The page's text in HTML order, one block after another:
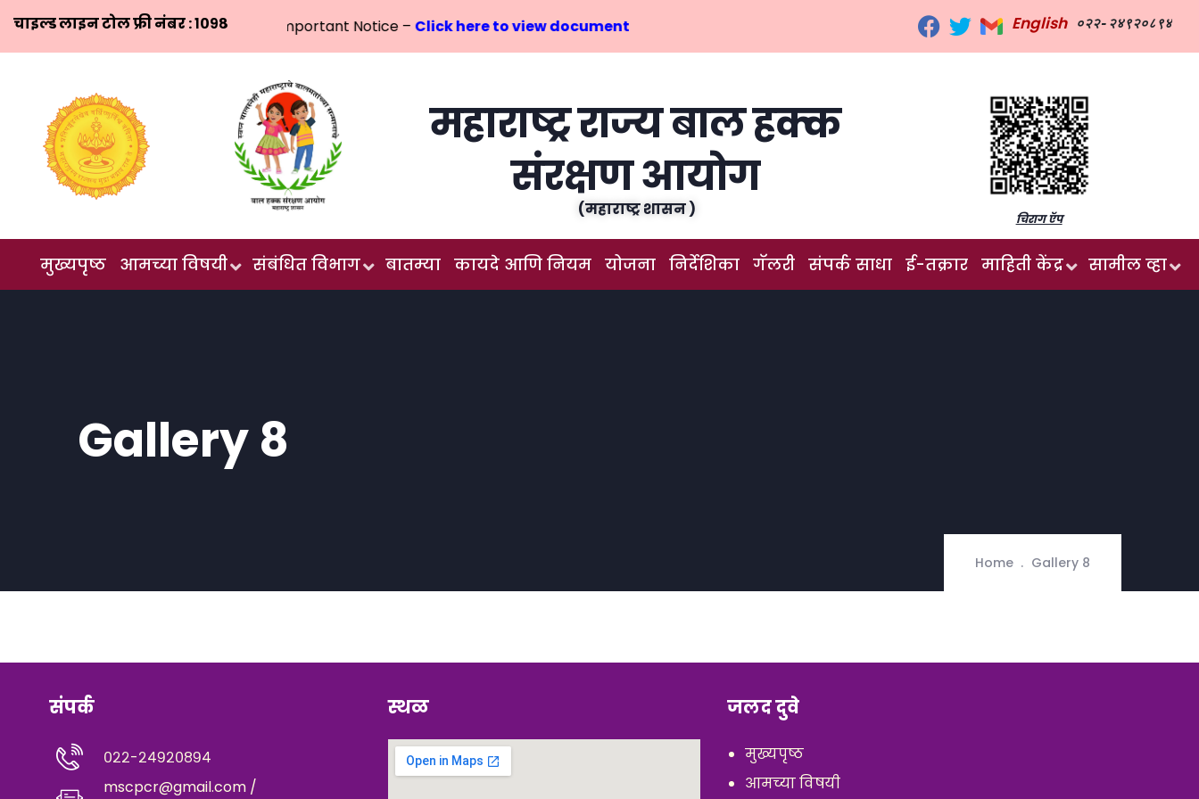
चाइल्ड लाइन टोल फ्री नंबर : १०९८ Important Notice –Click here to view document ०२२-२४९२०८९४
English
महाराष्ट्र राज्य बाल हक्क
संरक्षण आयोग
(महाराष्ट्र शासन ) चिराग ऍप
मुख्यपृष्ठ आमच्या विषयी संबंधित विभाग बातम्या कायदे आणि नियम योजना निर्देशिका गॅलरी संपर्क साधा ई-तक्रार माहिती केंद्र सामील व्हा
Gallery 8
Home Gallery 8
संपर्क
०२२-२४९२०८९४
mscpcr@gmail.com /
स्थळ जलद दुवे
मुख्यपृष्ठ
आमच्या विषयी